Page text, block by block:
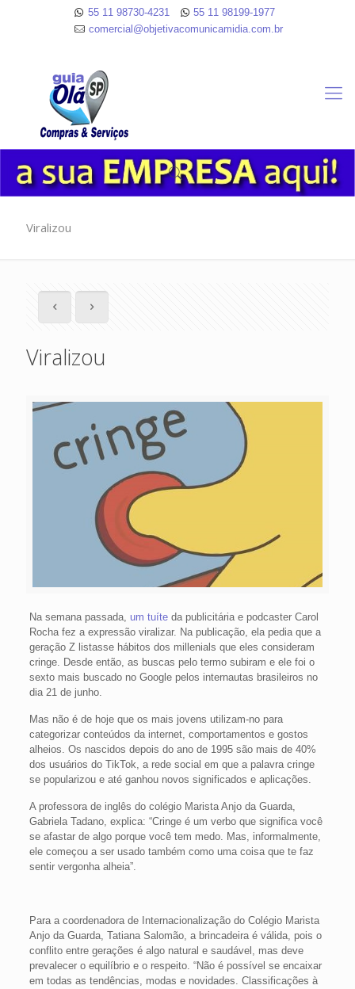
55 11 98730-4231
55 11 98199-1977
comercial@objetivacomunicamidia.com.br
Viralizou
Viralizou
Na semana passada, um tuíteda publicitária e podcaster Carol
Rocha fez a expressão viralizar. Na publicação, ela pedia que a
geração Z listasse hábitos dos millenials que eles consideram
cringe. Desde então, as buscas pelo termo subiram e ele foi o
sexto mais buscado no Google pelos internautas brasileiros no
dia 21 de junho.
Mas não é de hoje que os mais jovens utilizam-no para
categorizar conteúdos da internet, comportamentos e gostos
alheios. Os nascidos depois do ano de 1995 são mais de 40%
dos usuários do TikTok, a rede social em que a palavra cringe
se popularizou e até ganhou novos significados e aplicações.
A professora de inglês do colégio Marista Anjo da Guarda,
Gabriela Tadano, explica: “Cringe é um verbo que significa você
se afastar de algo porque você tem medo. Mas, informalmente,
ele começou a ser usado também como uma coisa que te faz
sentir vergonha alheia”.
Para a coordenadora de Internacionalização do Colégio Marista
Anjo da Guarda, Tatiana Salomão, a brincadeira é válida, pois o
conflito entre gerações é algo natural e saudável, mas deve
prevalecer o equilíbrio e o respeito. “Não é possível se encaixar
em todas as tendências, modas e novidades. Classificações à